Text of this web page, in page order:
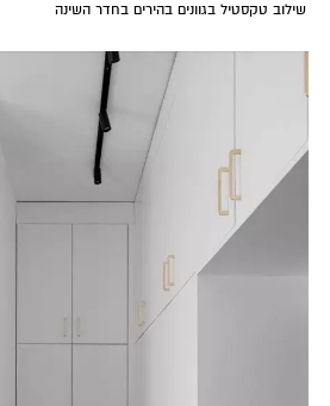
שילוב טקסטיל בגוונים בהירים בחדר השינה